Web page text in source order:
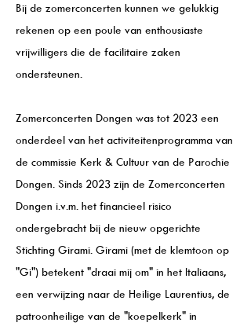
Bij de zomerconcerten kunnen we gelukkig
rekenen op een poule van enthousiaste
vrijwilligers die de facilitaire zaken
ondersteunen.
Zomerconcerten Dongen was tot 2023 een
onderdeel van het activiteitenprogramma van
de commissie Kerk & Cultuur van de Parochie
Dongen. Sinds 2023 zijn de Zomerconcerten
Dongen i.v.m. het financieel risico
ondergebracht bij de nieuw opgerichte
Stichting Girami. Girami (met de klemtoon op
"Gi") betekent "draai mij om" in het Italiaans,
een verwijzing naar de Heilige Laurentius, de
patroonheilige van de "koepelkerk" in